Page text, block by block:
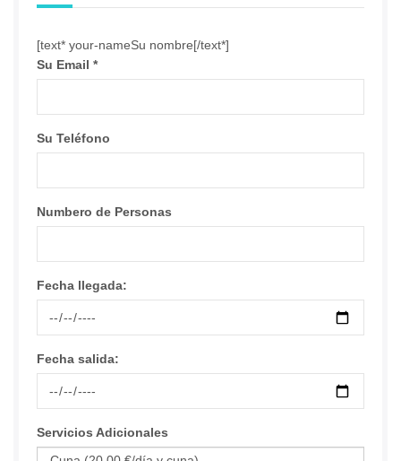
[text* your-nameSu nombre[/text*]
Su Email *
Su Teléfono
Numbero de Personas
Fecha llegada:
Fecha salida:
Servicios Adicionales